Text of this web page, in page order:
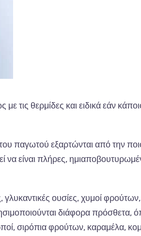
τις θερμίδες και ειδικά εάν
παγωτού εξαρτώνται από την
να είναι πλήρες,
ουσίες, χυμοί φρούτων,
διάφορα πρόσθετα,
σιρόπια φρούτων, καραμέλα,